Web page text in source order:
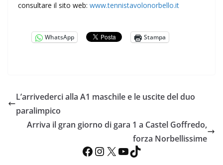
consultare il sito web: www.tennistavolonorbello.it
WhatsApp Stampa
L’arrivederci alla A1 maschile e le uscite del duo
paralimpico
Arriva il gran giorno di gara 1 a Castel Goffredo,
forza Norbellissime
Facebook InstagramX YouTube TikTok